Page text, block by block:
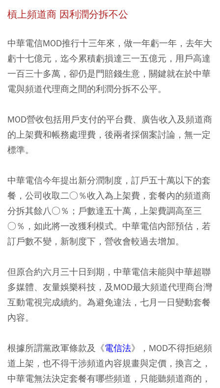
槓上頻道商 因利潤分拆不公
中華電信MOD推行十三年來，做一年虧一年，去年大
虧十七億元，迄今累積虧損達三一五億元，用戶高達
一百三十多萬，卻仍是門賠錢生意，關鍵就在於中華
電與頻道代理商之間的利潤分拆不公平。
MOD營收包括用戶支付的平台費、廣告收入及頻道商
的上架費和帳務處理費，後兩者採個案討論，無一定
標準。
中華電信今年提出新分潤制度，訂戶五十萬以下的套
餐，公司收取二○％收入為上架費，套餐內的頻道商
分拆其餘八○％；戶數達五十萬，上架費調高至三
○％，如此將一改獲利模式。中華電信內部預估，若
訂戶數不變，新制度下，營收會較過去增加。
但原合約六月三十日到期，中華電信未能與中華超聯
多媒體、友量娛樂科技，及MOD最大頻道代理商台灣
互動電視完成續約。為避免違法，七月一日變動套餐
內容。
根據所謂黨政軍條款及《電信法》，MOD不得拒絕頻
道上架，也不得干涉頻道內容規畫與定價，換言之，
中華電無法決定套餐有哪些頻道，只能聽頻道商的，